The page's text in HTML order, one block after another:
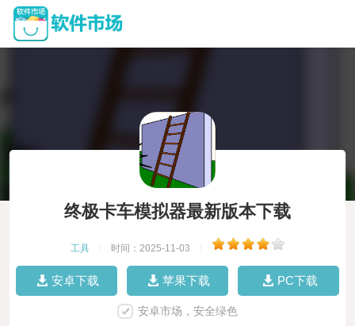
终极卡车模拟器最新版本下载
工具 时间：2025-11-03
安卓下载 苹果下载 PC下载
安卓市场，安全绿色